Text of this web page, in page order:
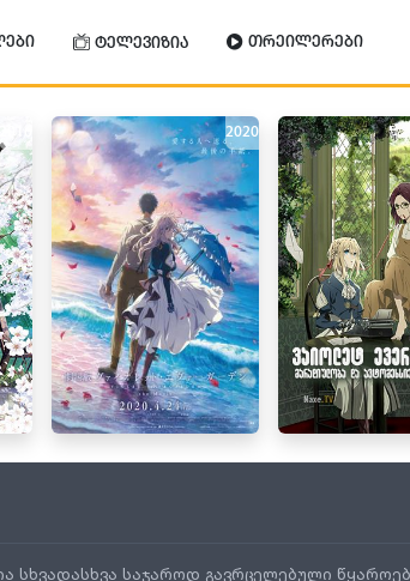
ტელევიზია თრეილერები
2020
სხვადასხვა საჯაროდ გავრცელებული